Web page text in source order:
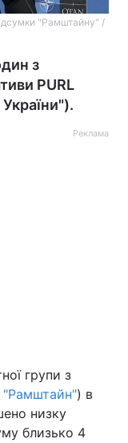
"Рамштайну" /
з
PURL
Реклама
групи з
) в
низку
близько 4